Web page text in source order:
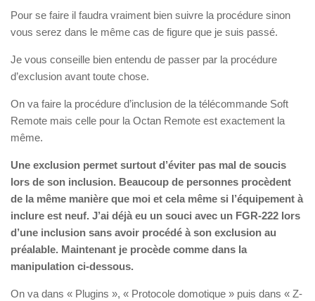
Pour se faire il faudra vraiment bien suivre la procédure sinon
vous serez dans le même cas de figure que je suis passé.
Je vous conseille bien entendu de passer par la procédure
d’exclusion avant toute chose.
On va faire la procédure d’inclusion de la télécommande Soft
Remote mais celle pour la Octan Remote est exactement la
même.
Une exclusion permet surtout d’éviter pas mal de soucis
lors de son inclusion. Beaucoup de personnes procèdent
de la même manière que moi et cela même si l’équipement à
inclure est neuf. J’ai déjà eu un souci avec un FGR-222 lors
d’une inclusion sans avoir procédé à son exclusion au
préalable. Maintenant je procède comme dans la
manipulation ci-dessous.
On va dans « Plugins », « Protocole domotique » puis dans « Z-